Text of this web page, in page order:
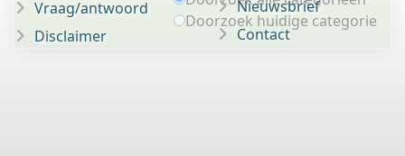
Doorzoek huidige categorie
Vraag/antwoord
Disclaimer
Nieuwsbrief
Contact